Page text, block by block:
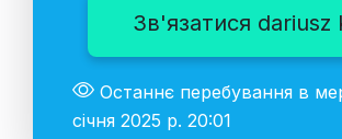
Зв'язатися dariusz
Останнє перебування в
січня 2025 р. 20:01